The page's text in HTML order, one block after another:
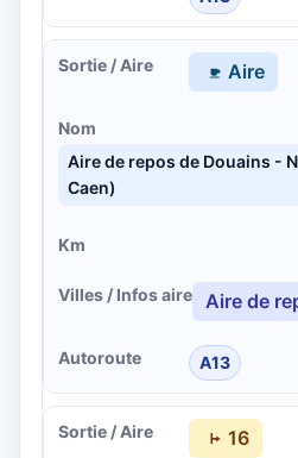
Aire
Aire de repos de Douains -
Caen)
Aire de
A13
16